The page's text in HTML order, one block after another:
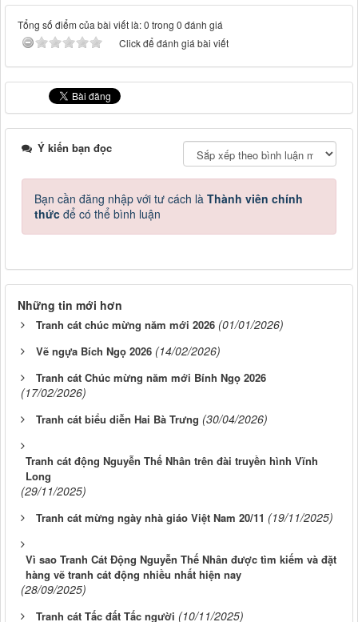
Tổng số điểm của bài viết là: 0 trong 0 đánh giá
Click để đánh giá bài viết
Ý kiến bạn đọc
Bạn cần đăng nhập với tư cách là Thành viên chính
thức để có thể bình luận
Những tin mới hơn
Tranh cát chúc mừng năm mới 2026 (01/01/2026)
Vẽ ngựa Bích Ngọ 2026 (14/02/2026)
Tranh cát Chúc mừng năm mới Bính Ngọ 2026
(17/02/2026)
Tranh cát biểu diễn Hai Bà Trưng (30/04/2026)
Tranh cát động Nguyễn Thế Nhân trên đài truyền hình Vĩnh
Long
(29/11/2025)
Tranh cát mừng ngày nhà giáo Việt Nam 20/11 (19/11/2025)
Vì sao Tranh Cát Động Nguyễn Thế Nhân được tìm kiếm và đặt
hàng vẽ tranh cát động nhiều nhất hiện nay
(28/09/2025)
Tranh cát Tấc đất Tấc người (10/11/2025)